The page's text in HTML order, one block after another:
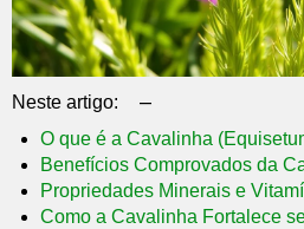
Neste artigo: –
O que é a Cavalinha
Benefícios Comprovados da
Propriedades Minerais e
Como a Cavalinha Fortalece